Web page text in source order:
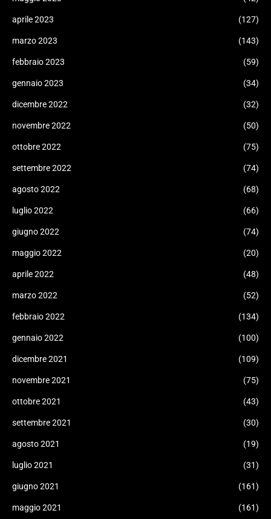
aprile 2023 (127)
marzo 2023 (143)
febbraio 2023 (59)
gennaio 2023 (34)
dicembre 2022 (32)
novembre 2022 (50)
ottobre 2022 (75)
settembre 2022 (74)
agosto 2022 (68)
luglio 2022 (66)
giugno 2022 (74)
maggio 2022 (20)
aprile 2022 (48)
marzo 2022 (52)
febbraio 2022 (134)
gennaio 2022 (100)
dicembre 2021 (109)
novembre 2021 (75)
ottobre 2021 (43)
settembre 2021 (30)
agosto 2021 (19)
luglio 2021 (31)
giugno 2021 (161)
maggio 2021 (161)